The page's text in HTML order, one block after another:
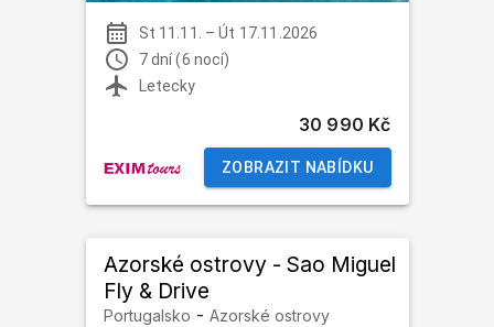
St 11.11. –Út 17.11.2026
7 dní (6 nocí)
Letecky
30 990 Kč
ZOBRAZIT NABÍDKU
Azorské ostrovy - Sao Miguel
Fly & Drive
Portugalsko - Azorské ostrovy